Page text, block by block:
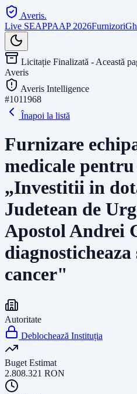
Averis.
Live SEAPPAAP 2026Furnizori
Licitație Finalizată - Această
Averis
Averis Intelligence
#1011968
Înapoi la listă
Furnizare
medicale
„Investitii in
Judetean de
Apostol Andrei
cancer"
Autoritate
Deblochează Instituția
Buget Estimat
2.808.321 RON